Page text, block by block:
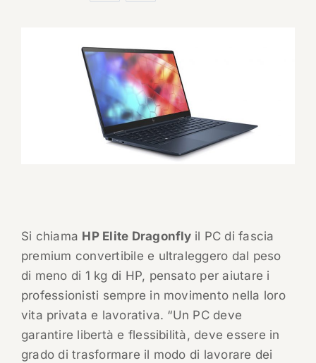
Si chiama HP Elite Dragonfly il PC di fascia
premium convertibile e ultraleggero dal peso
di meno di 1 kg di HP, pensato per aiutare i
professionisti sempre in movimento nella loro
vita privata e lavorativa. “Un PC deve
garantire libertà e flessibilità, deve essere in
grado di trasformare il modo di lavorare dei